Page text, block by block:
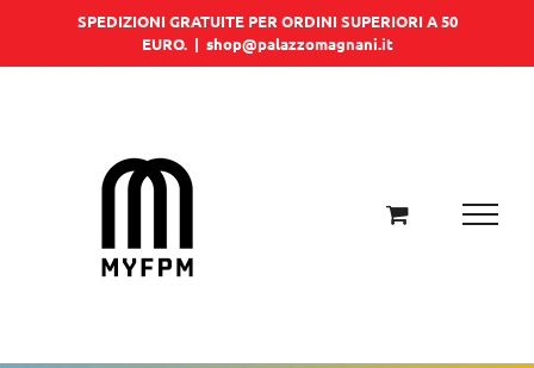
SPEDIZIONI GRATUITE PER ORDINI SUPERIORI A 50
EURO. | shop@palazzomagnani.it